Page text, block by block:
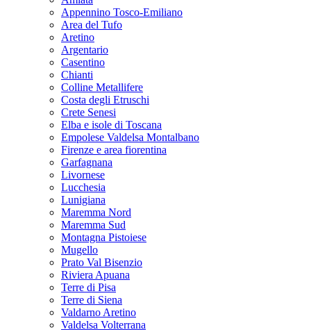
Appennino Tosco-Emiliano
Area del Tufo
Aretino
Argentario
Casentino
Chianti
Colline Metallifere
Costa degli Etruschi
Crete Senesi
Elba e isole di Toscana
Empolese Valdelsa Montalbano
Firenze e area fiorentina
Garfagnana
Livornese
Lucchesia
Lunigiana
Maremma Nord
Maremma Sud
Montagna Pistoiese
Mugello
Prato Val Bisenzio
Riviera Apuana
Terre di Pisa
Terre di Siena
Valdarno Aretino
Valdelsa Volterrana